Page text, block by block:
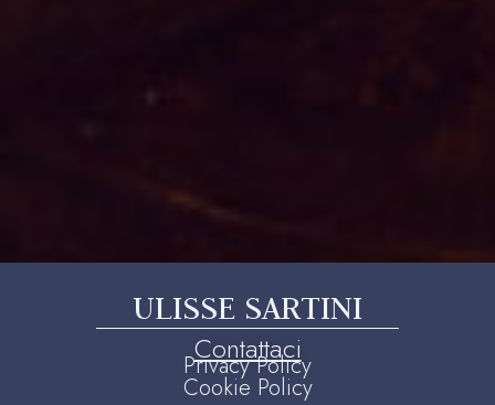
ULISSE SARTINI
Contattaci
Privacy Policy
Cookie Policy